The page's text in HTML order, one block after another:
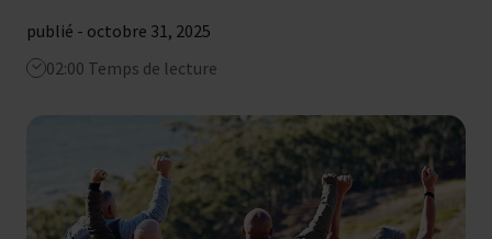
publié - octobre 31, 2025
02:00 Temps de lecture